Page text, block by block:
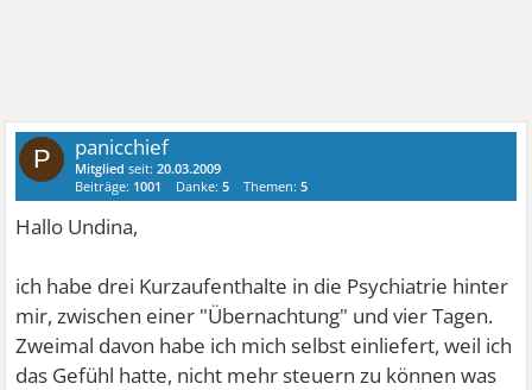
P panicchief
Mitglied seit:20.03.2009
Beiträge: 1001 Danke:5 Themen:5
Hallo Undina,
ich habe drei Kurzaufenthalte in die Psychiatrie hinter
mir, zwischen einer "Übernachtung" und vier Tagen.
Zweimal davon habe ich mich selbst einliefert, weil ich
das Gefühl hatte, nicht mehr steuern zu können was